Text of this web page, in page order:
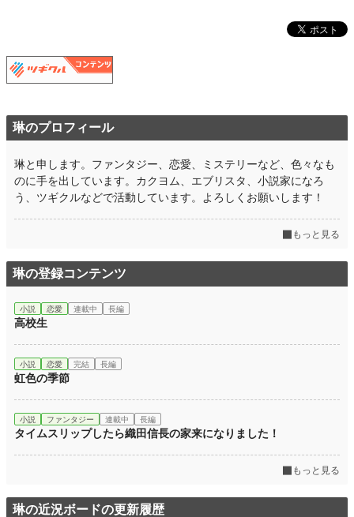
琳のプロフィール
琳と申します。ファンタジー、恋愛、ミステリーなど、色々なも
のに手を出しています。カクヨム、エブリスタ、小説家になろ
う、ツギクルなどで活動しています。よろしくお願いします！
もっと見る
琳の登録コンテンツ
小説 恋愛 連載中 長編
高校生
小説 恋愛 完結 長編
虹色の季節
小説 ファンタジー 連載中 長編
タイムスリップしたら織田信長の家来になりました！
もっと見る
琳の近況ボードの更新履歴